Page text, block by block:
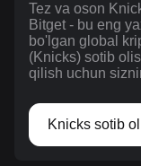
Tez va oson
Bitget - bu eng
bo'lgan global
(Knicks) sotib
qilish uchun
Knicks sotib